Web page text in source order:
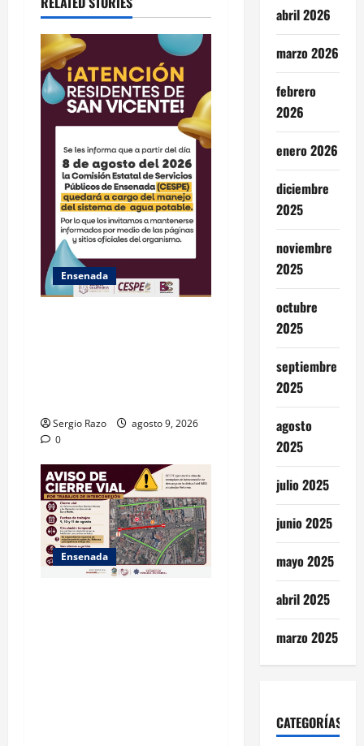
o
n
Ensenada
Sergio Razo
agosto 9, 2026
0
Ensenada
abril 2026
marzo 2026
febrero
2026
enero 2026
diciembre
2025
noviembre
2025
octubre
2025
septiembre
2025
agosto
2025
julio 2025
junio 2025
mayo 2025
abril 2025
marzo 2025
CATEGORÍAS